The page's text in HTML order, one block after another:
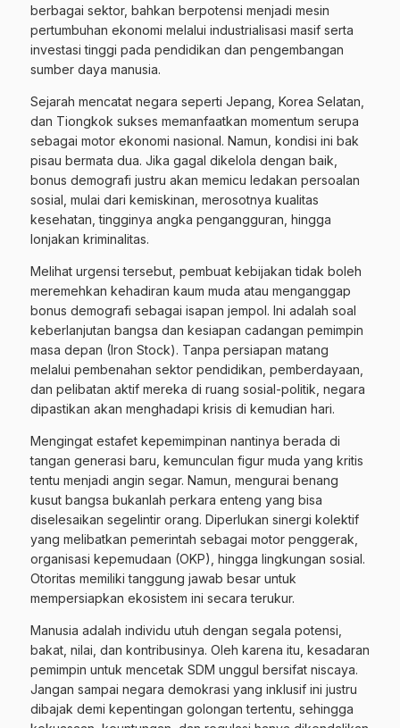
berbagai sektor, bahkan berpotensi menjadi mesin
pertumbuhan ekonomi melalui industrialisasi masif serta
investasi tinggi pada pendidikan dan pengembangan
sumber daya manusia.
Sejarah mencatat negara seperti Jepang, Korea Selatan,
dan Tiongkok sukses memanfaatkan momentum serupa
sebagai motor ekonomi nasional. Namun, kondisi ini bak
pisau bermata dua. Jika gagal dikelola dengan baik,
bonus demografi justru akan memicu ledakan persoalan
sosial, mulai dari kemiskinan, merosotnya kualitas
kesehatan, tingginya angka pengangguran, hingga
lonjakan kriminalitas.
Melihat urgensi tersebut, pembuat kebijakan tidak boleh
meremehkan kehadiran kaum muda atau menganggap
bonus demografi sebagai isapan jempol. Ini adalah soal
keberlanjutan bangsa dan kesiapan cadangan pemimpin
masa depan (Iron Stock). Tanpa persiapan matang
melalui pembenahan sektor pendidikan, pemberdayaan,
dan pelibatan aktif mereka di ruang sosial-politik, negara
dipastikan akan menghadapi krisis di kemudian hari.
Mengingat estafet kepemimpinan nantinya berada di
tangan generasi baru, kemunculan figur muda yang kritis
tentu menjadi angin segar. Namun, mengurai benang
kusut bangsa bukanlah perkara enteng yang bisa
diselesaikan segelintir orang. Diperlukan sinergi kolektif
yang melibatkan pemerintah sebagai motor penggerak,
organisasi kepemudaan (OKP), hingga lingkungan sosial.
Otoritas memiliki tanggung jawab besar untuk
mempersiapkan ekosistem ini secara terukur.
Manusia adalah individu utuh dengan segala potensi,
bakat, nilai, dan kontribusinya. Oleh karena itu, kesadaran
pemimpin untuk mencetak SDM unggul bersifat niscaya.
Jangan sampai negara demokrasi yang inklusif ini justru
dibajak demi kepentingan golongan tertentu, sehingga